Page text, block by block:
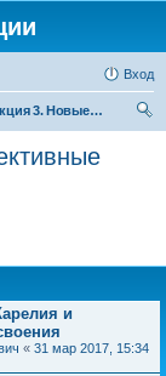
Вход
Секция 3. Новые угрозы и перспективные ресурсы модернизации
и
« 31 мар 2017, 15:34